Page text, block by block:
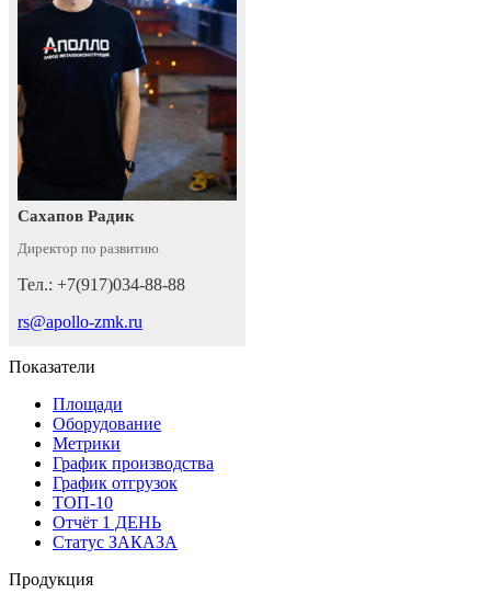
Сахапов Радик
Директор по развитию
Тел.: +7(917)034-88-88
rs@apollo-zmk.ru
Показатели
Площади
Оборудование
Метрики
График производства
График отгрузок
ТОП-10
Отчёт 1 ДЕНЬ
Статус ЗАКАЗА
Продукция